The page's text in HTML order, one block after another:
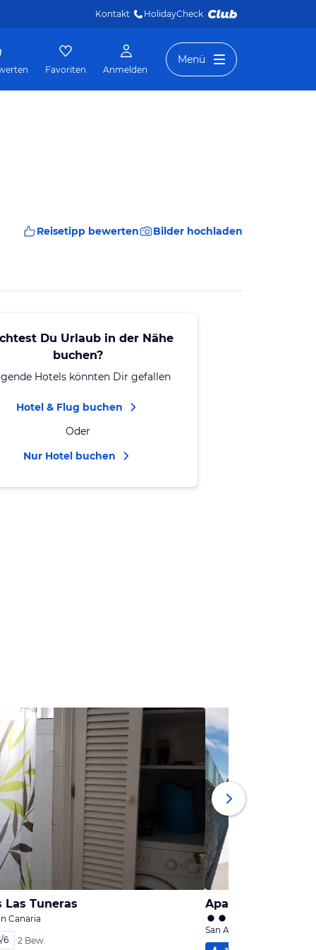
Kontakt HolidayCheck
Favoriten Anmelden
Menü
Reisetipp bewerten Bilder hochladen
Du Urlaub in der Nähe
buchen?
Hotels könnten Dir gefallen
Hotel & Flug buchen
Oder
Nur Hotel buchen
Tuneras
Canaria
/6 2 Bew.
Apartments El
San Agustin, Gran Canaria